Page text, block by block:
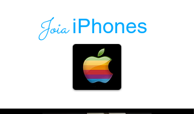
Joia iPhones